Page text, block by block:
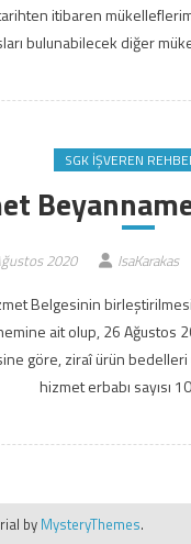
tarihten itibaren
bulunabilecek diğer
SGK İŞVEREN
2020 IsaKarakas
Belgesinin
ait olup, 26 Ağustos
göre, ziraî ürün
hizmet erbabı sayısı
by MysteryThemes.